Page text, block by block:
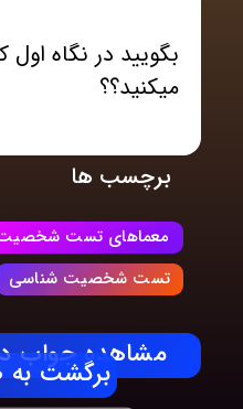
بگویید در نگاه
میکنید؟؟
برچسب ها
معماهای تست
تست شخصیت شناسی
مشاهده جواب
برگشت